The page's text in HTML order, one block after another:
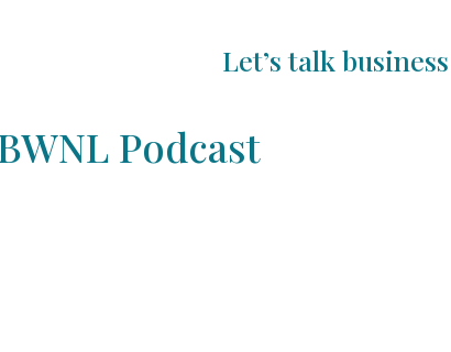
Let’s talk business
Podcast